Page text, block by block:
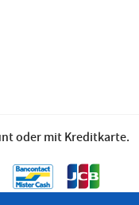
oder mit Kreditkarte.